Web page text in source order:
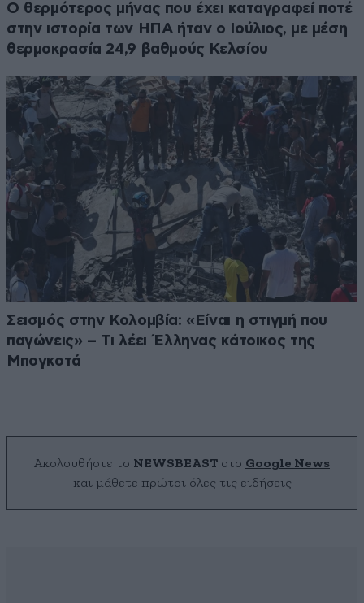
Ο θερμότερος μήνας που έχει καταγραφεί ποτέ
στην ιστορία των ΗΠΑ ήταν ο Ιούλιος, με μέση
θερμοκρασία 24,9 βαθμούς Κελσίου
Σεισμός στην Κολομβία: «Είναι η στιγμή που
παγώνεις» – Τι λέει Έλληνας κάτοικος της
Μπογκοτά
Ακολουθήστε το NEWSBEAST στο Google News
και μάθετε πρώτοι όλες τις ειδήσεις